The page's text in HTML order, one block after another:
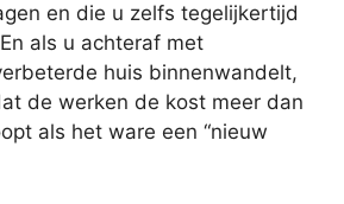
en die u zelfs tegelijkertijd
als u achteraf met
huis binnenwandelt,
de werken de kost meer dan
als het ware een “nieuw